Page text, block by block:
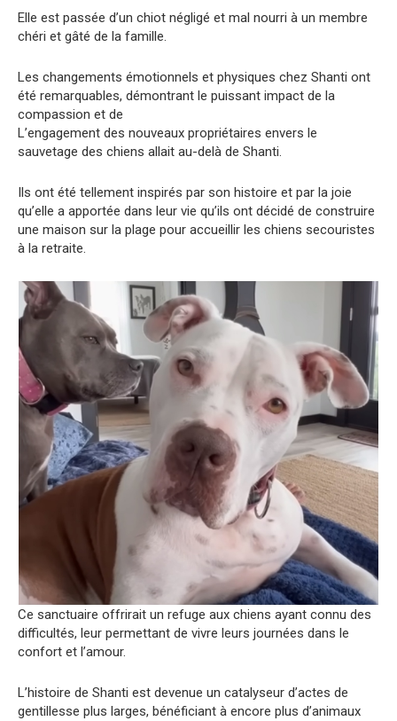
Elle est passée d’un chiot négligé et mal nourri à un membre
chéri et gâté de la famille.
Les changements émotionnels et physiques chez Shanti ont
été remarquables, démontrant le puissant impact de la
compassion et de
L’engagement des nouveaux propriétaires envers le
sauvetage des chiens allait au-delà de Shanti.
Ils ont été tellement inspirés par son histoire et par la joie
qu’elle a apportée dans leur vie qu’ils ont décidé de construire
une maison sur la plage pour accueillir les chiens secouristes
à la retraite.
Ce sanctuaire offrirait un refuge aux chiens ayant connu des
difficultés, leur permettant de vivre leurs journées dans le
confort et l’amour.
L’histoire de Shanti est devenue un catalyseur d’actes de
gentillesse plus larges, bénéficiant à encore plus d’animaux